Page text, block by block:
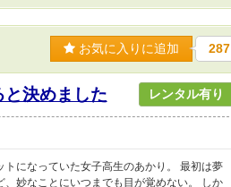
お気に入りに追加 287
決めました レンタル有り
になっていた女子高生のあかり。 最初は夢
妙なことにいつまでも目が覚めない。 しか